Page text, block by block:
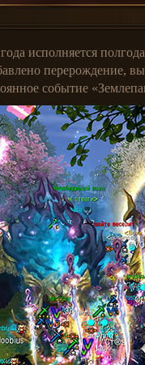
исполняется
перерождение,
событие